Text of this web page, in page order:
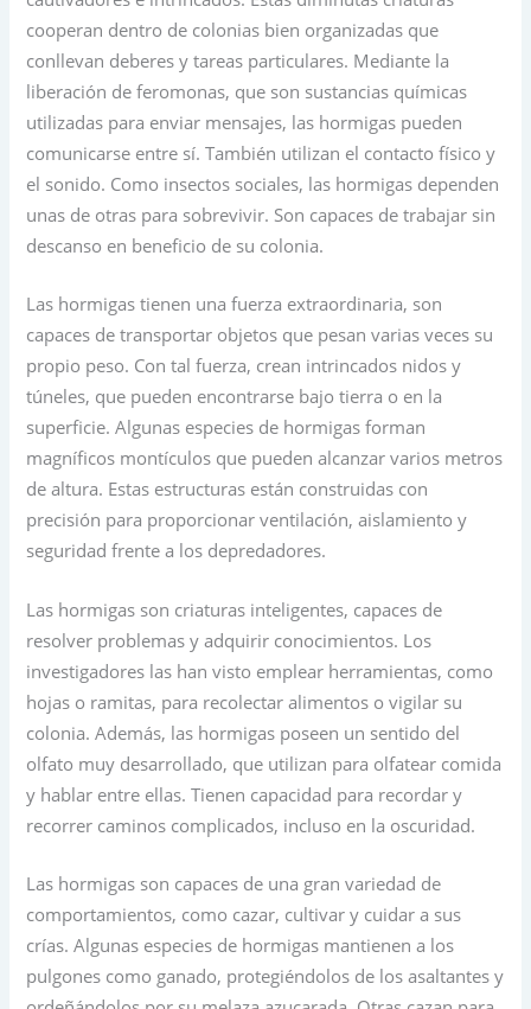
cooperan dentro de colonias bien organizadas que
conllevan deberes y tareas particulares. Mediante la
liberación de feromonas, que son sustancias químicas
utilizadas para enviar mensajes, las hormigas pueden
comunicarse entre sí. También utilizan el contacto físico y
el sonido. Como insectos sociales, las hormigas dependen
unas de otras para sobrevivir. Son capaces de trabajar sin
descanso en beneficio de su colonia.
Las hormigas tienen una fuerza extraordinaria, son
capaces de transportar objetos que pesan varias veces su
propio peso. Con tal fuerza, crean intrincados nidos y
túneles, que pueden encontrarse bajo tierra o en la
superficie. Algunas especies de hormigas forman
magníficos montículos que pueden alcanzar varios metros
de altura. Estas estructuras están construidas con
precisión para proporcionar ventilación, aislamiento y
seguridad frente a los depredadores.
Las hormigas son criaturas inteligentes, capaces de
resolver problemas y adquirir conocimientos. Los
investigadores las han visto emplear herramientas, como
hojas o ramitas, para recolectar alimentos o vigilar su
colonia. Además, las hormigas poseen un sentido del
olfato muy desarrollado, que utilizan para olfatear comida
y hablar entre ellas. Tienen capacidad para recordar y
recorrer caminos complicados, incluso en la oscuridad.
Las hormigas son capaces de una gran variedad de
comportamientos, como cazar, cultivar y cuidar a sus
crías. Algunas especies de hormigas mantienen a los
pulgones como ganado, protegiéndolos de los asaltantes y